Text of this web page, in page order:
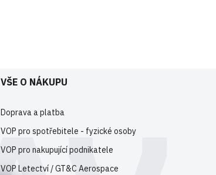
VŠE O NÁKUPU
Doprava a platba
VOP pro spotřebitele - fyzické osoby
VOP pro nakupující podnikatele
VOP Letectví / GT&C Aerospace